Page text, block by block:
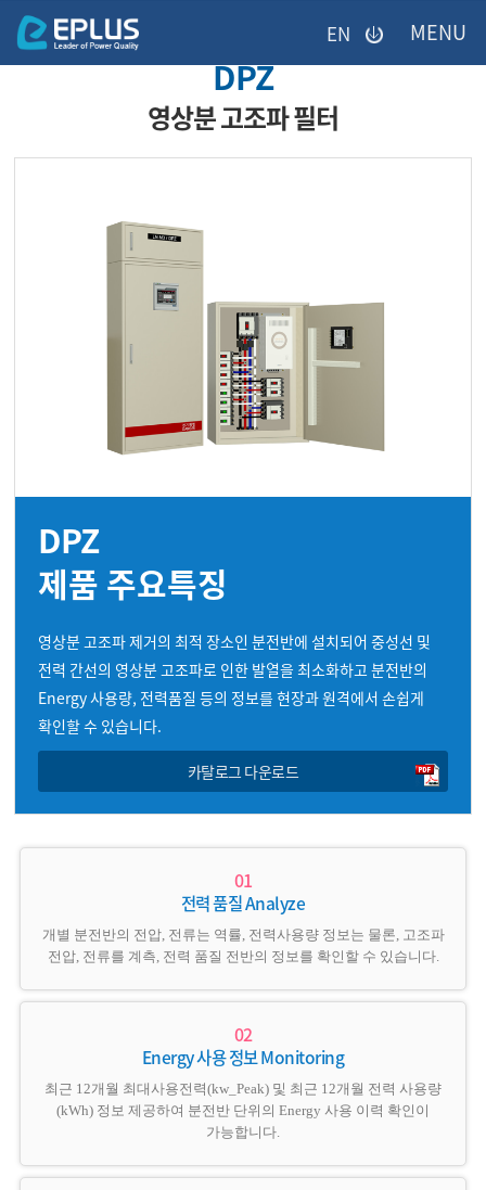
입력하시면
답변
이메일로
EN
미등록페이지
DPZ
영상분 고조파 필터
DPZ
제품 주요특징
영상분 고조파 제거의 최적 장소인 분전반에 설치되어 중성선 및
전력 간선의 영상분 고조파로 인한 발열을 최소화하고 분전반의
Energy 사용량, 전력품질 등의 정보를 현장과 원격에서 손쉽게
확인할 수 있습니다.
카탈로그 다운로드
전력 품질 Analyze
개별 분전반의 전압, 전류는 역률, 전력사용량 정보는 물론, 고조파
전압, 전류를 계측, 전력 품질 전반의 정보를 확인할 수 있습니다.
Energy 사용 정보 Monitoring
최근 12개월 최대사용전력(kw_Peak) 및 최근 12개월 전력 사용량
(kWh) 정보 제공하여 분전반 단위의 Energy 사용 이력 확인이
가능합니다.